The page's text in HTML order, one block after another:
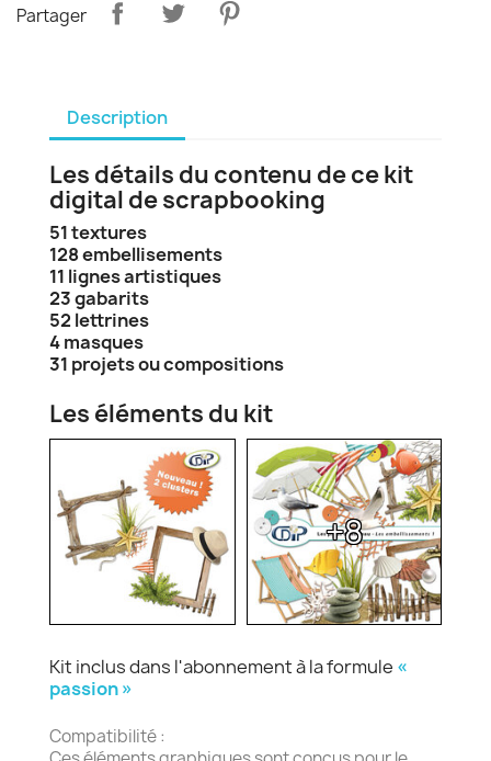
Partager
Description
Les détails du contenu de ce kit
digital de scrapbooking
51 textures
128 embellisements
11 lignes artistiques
23 gabarits
52 lettrines
4 masques
31 projets ou compositions
Les éléments du kit
+8
Kit inclus dans l'abonnement à la formule «
passion »
Compatibilité :